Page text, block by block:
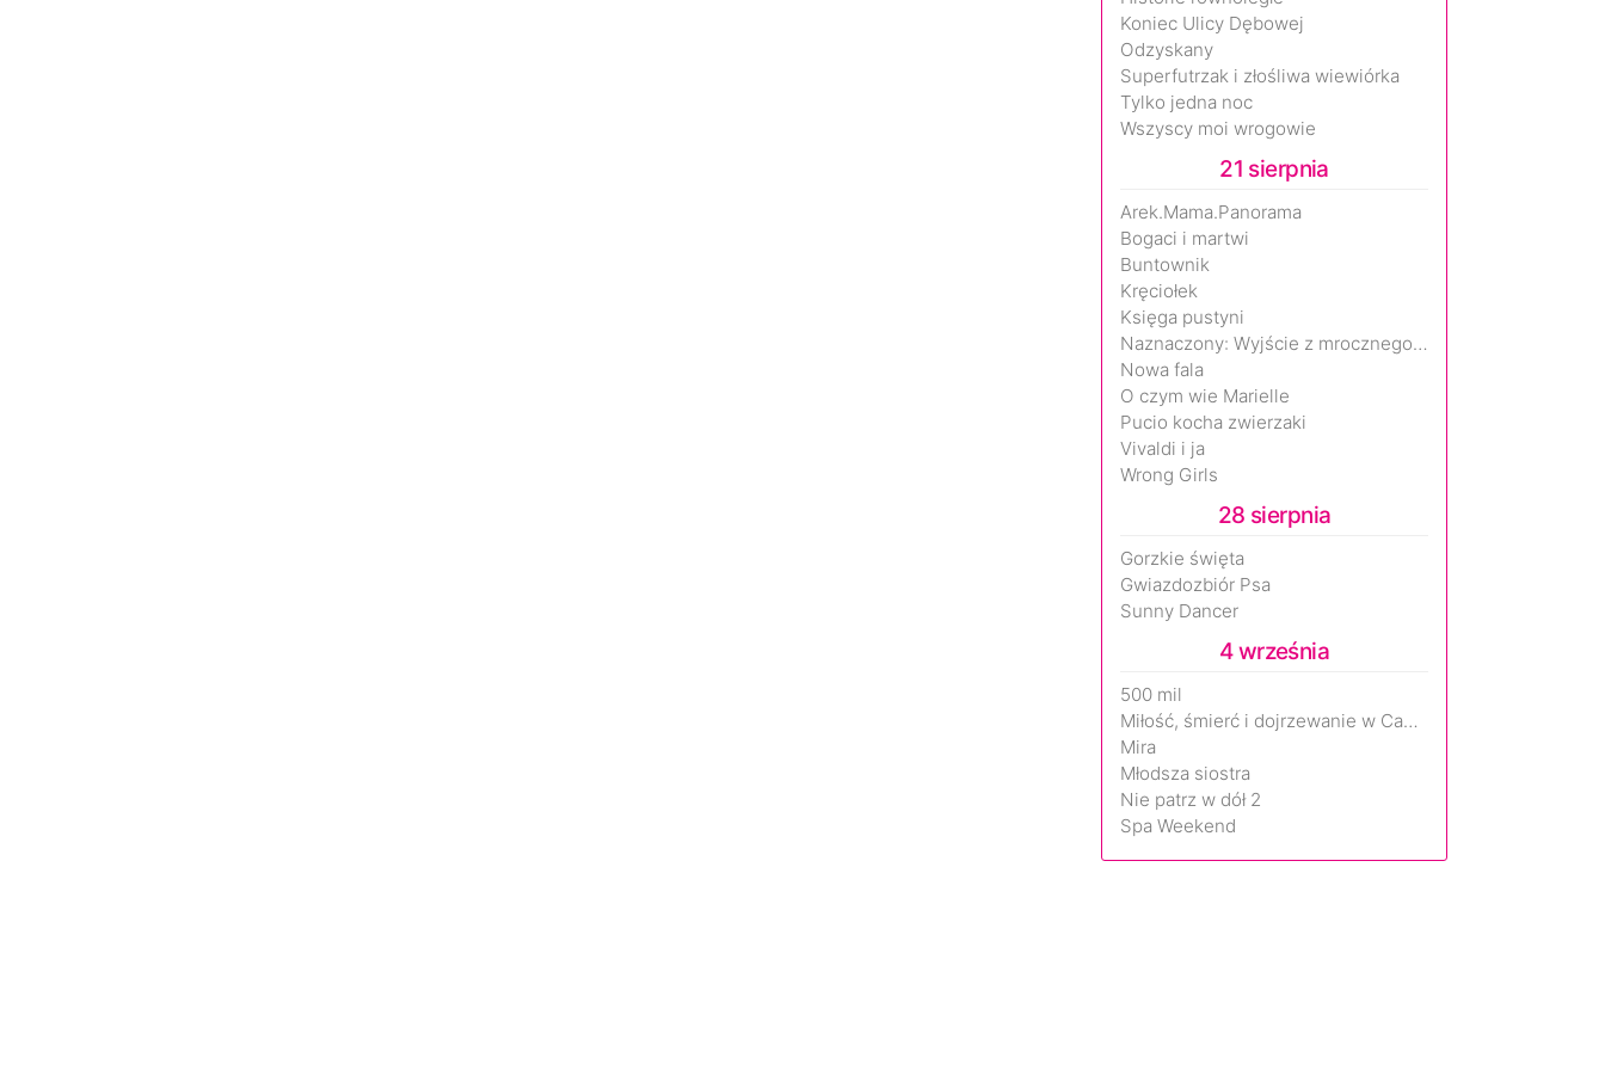
Koniec Ulicy Dębowej
Odzyskany
Superfutrzak i złośliwa wiewiórka
Tylko jedna noc
Wszyscy moi wrogowie
21 sierpnia
Arek.Mama.Panorama
Bogaci i martwi
Buntownik
Kręciołek
Księga pustyni
Naznaczony: Wyjście z mrocznego wymiaru
Nowa fala
O czym wie Marielle
Pucio kocha zwierzaki
Vivaldi i ja
Wrong Girls
28 sierpnia
Gorzkie święta
Gwiazdozbiór Psa
Sunny Dancer
4 września
500 mil
Miłość, śmierć i dojrzewanie w Camp Miasma
Mira
Młodsza siostra
Nie patrz w dół 2
Spa Weekend